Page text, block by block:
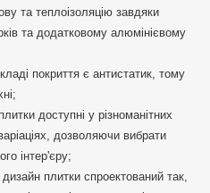
та теплоізоляцію завдяки
та додатковому алюмінієвому
покриття є антистатик, тому
доступні у різноманітних
дозволяючи вибрати
інтер'єру;
дизайн плитки спроектований так,